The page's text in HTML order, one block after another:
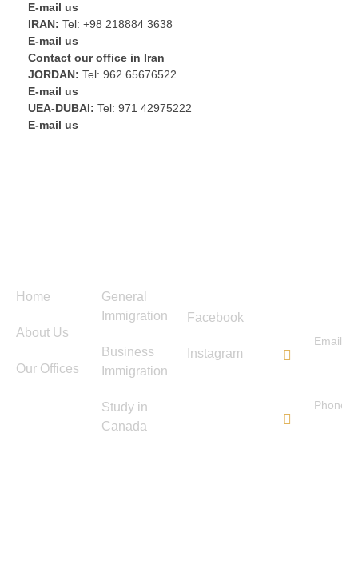
E-mail us
IRAN: Tel: +98 218884 3638
E-mail us
Contact our office in Iran
JORDAN: Tel: 962 65676522
E-mail us
UEA-DUBAI: Tel: 971 42975222
E-mail us
Home
About Us
Our Offices
General
Immigration
Business
Immigration
Study in
Canada
Facebook
Instagram
Email
Phone